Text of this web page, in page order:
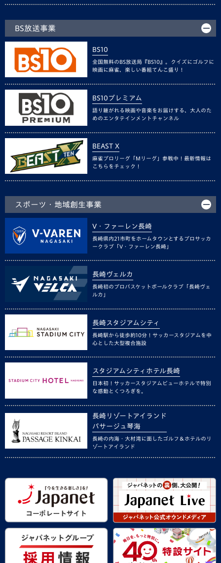
BS放送事業
BS10
全国無料のBS放送局『BS10』。クイズにゴルフに
映画に麻雀、楽しい番組てんこ盛り！
BS10プレミアム
語り継がれる映画や音楽をお届けする、大人のた
めのエンタテインメントチャンネル
BEAST X
麻雀プロリーグ「Mリーグ」参戦中！最新情報は
こちらをチェック！
スポーツ・地域創生事業
V・ファーレン長崎
長崎県内21市町をホームタウンとするプロサッカ
ークラブ「V・ファーレン長崎」
長崎ヴェルカ
長崎初のプロバスケットボールクラブ「長崎ヴェ
ルカ」
長崎スタジアムシティ
長崎駅から徒歩約10分！サッカースタジアムを中
心とした大型複合施設
スタジアムシティホテル長崎
日本初！サッカースタジアムビューホテルで特別
な感動とくつろぎを。
長崎リゾートアイランド
パサージュ琴海
長崎の内海・大村湾に面したゴルフ＆ホテルのリ
ゾートアイランド